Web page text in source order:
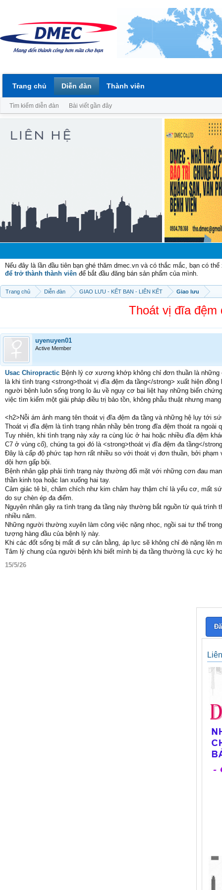
Nếu đây là lần đầu tiên bạn ghé thăm dmec.vn và có thắc mắc, bạn có
để trở thành thành viên để bắt đầu đăng bán sản phẩm của mình.
Trang chủ Diễn đàn GIAO LƯU - KẾT BẠN - LIÊN KẾT Giao lưu
Thoát vị đĩa đệm
uyenuyen01
Active Member
Usac Chiropractic Bệnh lý cơ xương khớp không chỉ đơn thuần là
là khi tình trạng <strong>thoát vị đĩa đệm đa tầng</strong> xuất hiện
người bệnh luôn sống trong lo âu về nguy cơ bại liệt hay những biến
việc tìm kiếm một giải pháp điều trị bảo tồn, không phẫu thuật nhưng
<h2>Nỗi ám ảnh mang tên thoát vị đĩa đệm đa tầng và những hệ lụy tới
Thoát vị đĩa đệm là tình trạng nhân nhầy bên trong đĩa đệm thoát ra
Tuy nhiên, khi tình trạng này xảy ra cùng lúc ở hai hoặc nhiều đĩa đệm
C7 ở vùng cổ), chúng ta gọi đó là <strong>thoát vị đĩa đệm đa tầng</
Đây là cấp độ phức tạp hơn rất nhiều so với thoát vị đơn thuần, bởi
dội hơn gấp bội.
Bệnh nhân gặp phải tình trạng này thường đối mặt với những cơn đau
thần kinh tọa hoặc lan xuống hai tay.
Cảm giác tê bì, châm chích như kim châm hay thậm chí là yếu cơ, mất
do sự chèn ép đa điểm.
Nguyên nhân gây ra tình trạng đa tầng này thường bắt nguồn từ quá
nhiều năm.
Những người thường xuyên làm công việc nặng nhọc, ngồi sai tư thế
tượng hàng đầu của bệnh lý này.
Khi các đốt sống bị mất đi sự cân bằng, áp lực sẽ không chỉ đè nặng lên
Tâm lý chung của người bệnh khi biết mình bị đa tầng thường là cực kỳ
15/5/26
Trang chủ Diễn đàn
Tìm kiếm diễn đàn Bài viết gần đây
Thành viên